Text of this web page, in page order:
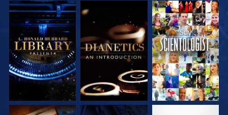
EXPLORA LAS
SERIES
EXPLORA LAS
SERIES
VE